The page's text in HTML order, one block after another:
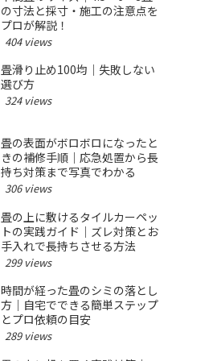
の寸法と採寸・施工の注意点を
プロが解説！
404 views
畳滑り止め100均｜失敗しない
選び方
324 views
畳の表面がボロボロになったと
きの補修手順｜応急処置から長
持ち対策まで写真でわかる
306 views
畳の上に敷けるタイルカーペッ
トの実践ガイド｜ズレ対策とお
手入れで長持ちさせる方法
299 views
時間が経った畳のシミの落とし
方｜自宅でできる簡単ステップ
とプロ依頼の目安
289 views